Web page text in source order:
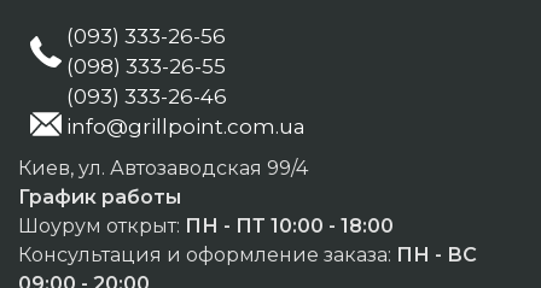
(093) 333-26-56
(098) 333-26-55
(093) 333-26-46
info@grillpoint.com.ua
Киев, ул. Автозаводская 99/4
График работы
Шоурум открыт: ПН - ПТ 10:00 - 18:00
Консультация и оформление заказа: ПН - ВС